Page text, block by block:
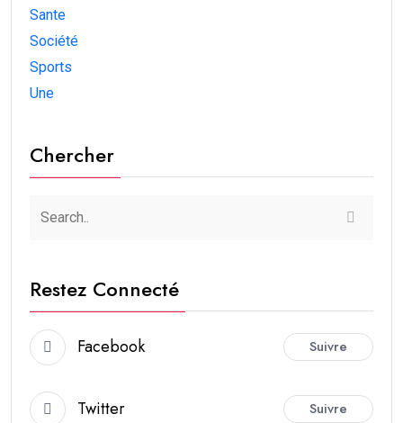
Sante
Société
Sports
Une
Chercher
Restez Connecté
Facebook Suivre
Twitter Suivre